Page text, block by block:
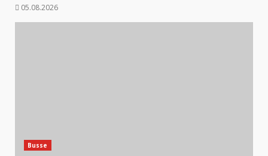
05.08.2026
Busse